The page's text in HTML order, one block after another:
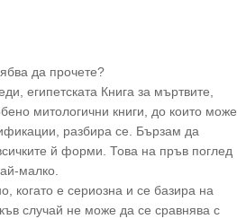
да прочете?
египетската Книга за мъртвите,
митологични книги, до които може
разбира се. Бързам да
й форми. Това на пръв поглед
малко.
когато е сериозна и се базира на
случай не може да се сравнява с